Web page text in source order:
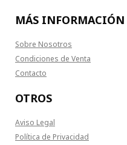
MÁS INFORMACIÓN
Sobre Nosotros
Condiciones de Venta
Contacto
OTROS
Aviso Legal
Política de Privacidad